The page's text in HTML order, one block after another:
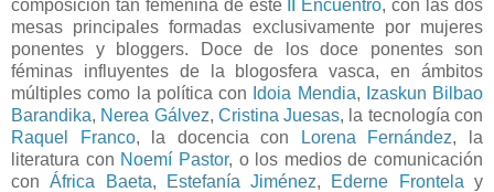
composición tan femenina de este
II Encuentro, con las dos
mesas principales formadas exclusivamente por mujeres
ponentes y bloggers. Doce de los doce ponentes son
féminas influyentes de la blogosfera vasca, en ámbitos
múltiples como la política con Idoia Mendia, Izaskun Bilbao
Barandika, Nerea Gálvez, Cristina Juesas, la tecnología con
Raquel Franco, la docencia con Lorena Fernández, la
literatura con Noemí Pastor, o los medios de comunicación
conÁfrica Baeta, Estefanía Jiménez, Ederne Frontela y